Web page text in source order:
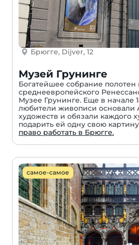
Брюгге, Dijver, 12
Музей Грунинге
Богатейшее собрание полотен
среднеевропейского
Музее Грунинге. Еще в начале
любители живописи основали
художеств и обязали каждого
подарить ей одну свою
право работать в Брюгге.
самое-самое